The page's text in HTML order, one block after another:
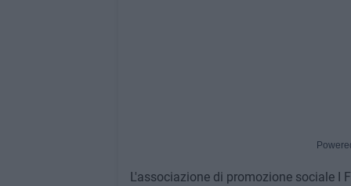
L'associazione di promozione sociale I